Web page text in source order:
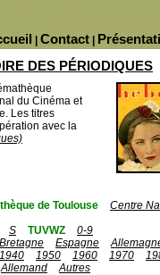
Contact
DES PÉRIODIQUES
du Cinéma et
Les titres
avec la
de Toulouse
Centre
S TUVWZ
0-9
Espagne
1940 1950 1960 1970
Allemand
Autres